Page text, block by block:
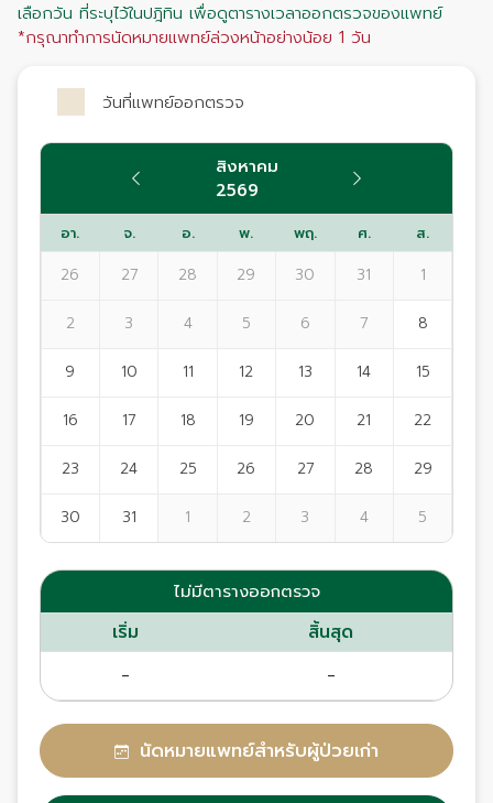
เลือกวัน ที่ระบุไว้ในปฎิทิน เพื่อดูตารางเวลาออกตรวจของแพทย์
*กรุณาทำการนัดหมายแพทย์ล่วงหน้าอย่างน้อย 1 วัน
วันที่แพทย์ออกตรวจ
สิงหาคม
2569
อา. จ. อ. พ. พฤ. ศ. ส.
26 27 28 29 30 31 1
2 3 4 5 6 7 8
9 10 11 12 13 14 15
16 17 18 19 20 21 22
23 24 25 26 27 28 29
30 31 1 2 3 4 5
ไม่มีตารางออกตรวจ
เริ่ม สิ้นสุด
- -
นัดหมายแพทย์สำหรับผู้ป่วยเก่า